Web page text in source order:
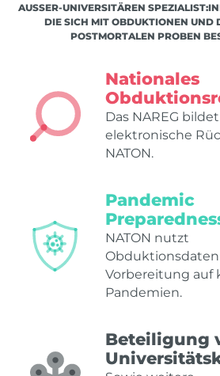
AUSSER-UNIVERSITÄREN
IE SICH MIT OBDUKTIONEN UND
OSTMORTALEN PROBEN
Nationales
Das NAREG
elektronische
NATON.
Pandemic
NATON nutzt
Vorbereitung auf
Pandemien.
Beteiligung